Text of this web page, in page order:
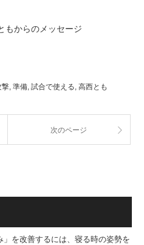
もからのメッセージ
撃, 準備, 試合で使える, 高西とも
次のページ
を改善するには、寝る時の姿勢を